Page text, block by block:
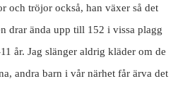
och tröjor också, han växer så det
drar ända upp till 152 i vissa plagg
år. Jag slänger aldrig kläder om de
andra barn i vår närhet får ärva det